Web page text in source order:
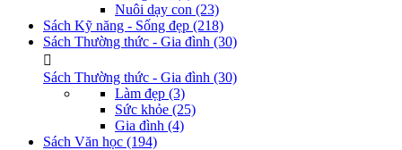
Nuôi dạy con (23)
Sách Kỹ năng - Sống đẹp (218)
Sách Thường thức - Gia đình (30)
Sách Thường thức - Gia đình (30)
Làm đẹp (3)
Sức khỏe (25)
Gia đình (4)
Sách Văn học (194)